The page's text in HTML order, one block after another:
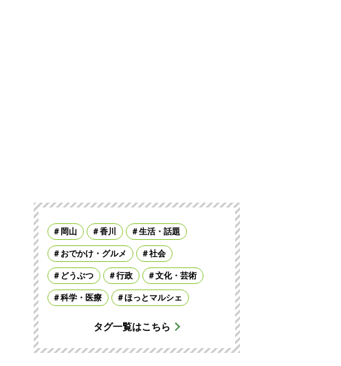
岡山 香川 生活・話題
おでかけ・グルメ 社会
どうぶつ 行政 文化・芸術
科学・医療 ほっとマルシェ
タグ一覧はこちら